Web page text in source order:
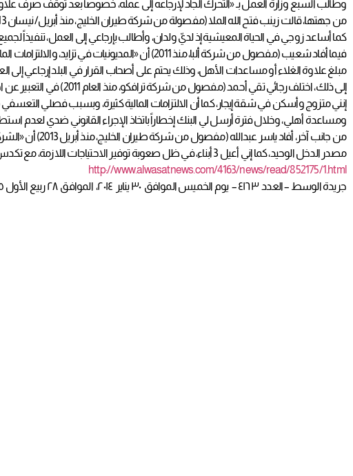
وطالب السبع وزارة العمل بـ «التحرك الجاد لإرجاعه إلى عمله، خصوصاً بعد توقف صرف
كما أساعد زوجي في الحياة المعيشية إذ لديّ ولدان، وأطالب بإرجاعي إلى العمل، تنفيذاً
فيما أفاد شعيب (مفصول من شركة ألبا، منذ 2011)
مبلغ علاوة الغلاء أو مساعدات الأهل، وذلك يحتم على أصحاب القرار في البلد إرجاعي إلى
إلى ذلك، اختلف رجائي
إنني متزوج وأسكن في شقة إيجار، كما أن الالتزامات المالية كثيرة، وبسبب فصلي
ومساعدة أهلي، وخلال فترة أرسل لي البنك إخطاراً باتخاذ الإجراء القانوني ضدي
مصدر الدخل الوحيد، كما إني أعيل 3 أبناء، في ظل صعوبة توفير الاحتياجات اللازمة، مع تكدس الالتزامات المالية».
http://www.alwasatnews.com/4163/news/read/852175/1.html
جريدة الوسط – العدد ٤١٦٣ – يوم الخميس الموافق ٣٠ يناير ٢٠١٤، الموافق ٢٨ ربيع الأول ١٤٣٥ه